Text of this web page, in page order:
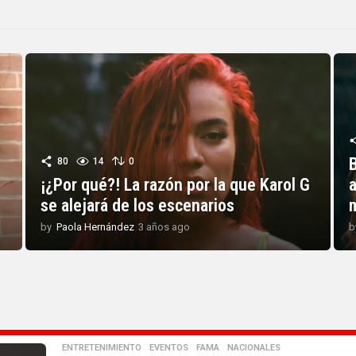
80 14 0
¡¿Por qué?! La razón por la que Karol G
se alejará de los escenarios
by Paola Hernández 3 años ago
o
ENTRETENIMIENTO ,EVENTOS ,FAMA ,NACIONALES